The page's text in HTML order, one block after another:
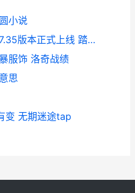
小说
踏破荒野!《最终幻想14》7.35版本正式上线 踏破荒郊我双脚是泥泞
服饰 洛奇战绩
思
变 无期迷途tap